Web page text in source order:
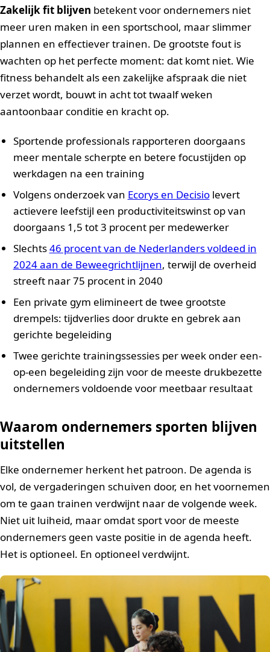
Zakelijk fit blijven betekent voor ondernemers niet
meer uren maken in een sportschool, maar slimmer
plannen en effectiever trainen. De grootste fout is
wachten op het perfecte moment: dat komt niet. Wie
fitness behandelt als een zakelijke afspraak die niet
verzet wordt, bouwt in acht tot twaalf weken
aantoonbaar conditie en kracht op.
Sportende professionals rapporteren doorgaans
meer mentale scherpte en betere focustijden op
werkdagen na een training
Volgens onderzoek van Ecorys en Decisiolevert
actievere leefstijl een productiviteitswinst op van
doorgaans 1,5 tot 3 procent per medewerker
Slechts46 procent van de Nederlanders voldeed in
2024 aan de Beweegrichtlijnen, terwijl de overheid
streeft naar 75 procent in 2040
Een private gym elimineert de twee grootste
drempels: tijdverlies door drukte en gebrek aan
gerichte begeleiding
Twee gerichte trainingssessies per week onder een-
op-een begeleiding zijn voor de meeste drukbezette
ondernemers voldoende voor meetbaar resultaat
Waarom ondernemers sporten blijven
uitstellen
Elke ondernemer herkent het patroon. De agenda is
vol, de vergaderingen schuiven door, en het voornemen
om te gaan trainen verdwijnt naar de volgende week.
Niet uit luiheid, maar omdat sport voor de meeste
ondernemers geen vaste positie in de agenda heeft.
Het is optioneel. En optioneel verdwijnt.